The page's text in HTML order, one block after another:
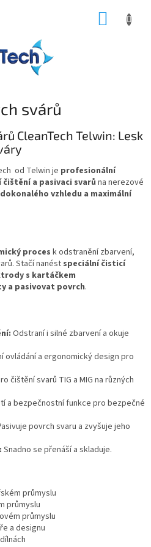
svárů
CleanTech Telwin: Lesk
od Telwin je profesionální
a pasivaci svarů na nerezové
dokonalého vzhledu a maximální
procesk odstranění zbarvení,
Stačí nanést speciální čisticí
s kartáčkem
a pasivovat povrch.
Odstraní i silné zbarvení a okuje
ovládání a ergonomický design pro
čištění svarů TIG a MIG na různých
a bezpečnostní funkce pro bezpečné
povrch svaru a zvyšuje jeho
Snadno se přenáší a skladuje.
průmyslu
průmyslu
průmyslu
a designu